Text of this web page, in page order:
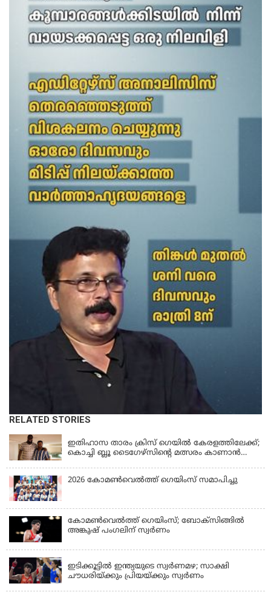
RELATED STORIES
KERALA
ഇതിഹാസ താരം ക്രിസ് ഗെയിൽ കേരളത്തിലേക്ക്;
കൊച്ചി ബ്ലൂ ടൈഗേഴ്സിന്റെ മത്സരം കാണാൻ
2026 കോമണ്‍വെല്‍ത്ത് ഗെയിംസ് സമാപിച്ചു
കോമണ്‍വെല്‍ത്ത് ഗെയിംസ്; ബോക്‌സിങ്ങില്‍
അങ്കുഷ് പംഗലിന് സ്വര്‍ണം
ഇടിക്കൂട്ടിൽ ഇന്ത്യയുടെ സ്വർണമഴ; സാക്ഷി
ചൗധരിയ്ക്കും പ്രിയയ്ക്കും സ്വർണം